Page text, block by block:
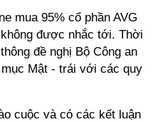
mua 95% cổ phần AVG
được nhắc tới. Thời
đề nghị Bộ Công an
Mật - trái với các quy
cuộc và có các kết luận